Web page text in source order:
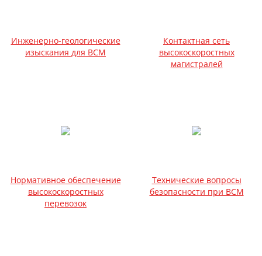
Инженерно-геологические
изыскания для ВСМ
Контактная сеть
высокоскоростных
магистралей
Нормативное обеспечение
высокоскоростных
перевозок
Технические вопросы
безопасности при ВСМ